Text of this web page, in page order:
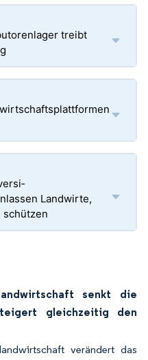
treibt
Landwirte,
schützen
senkt die
gleichzeitig den
verändert das